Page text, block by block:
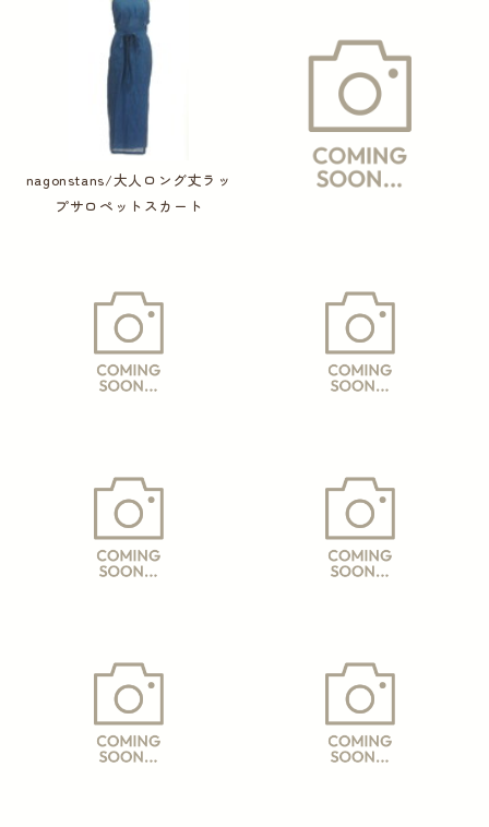
nagonstans/大人ロング丈ラッ
プサロペットスカート